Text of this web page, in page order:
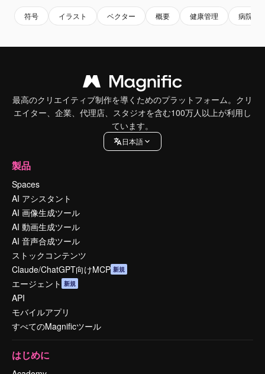
符号 イラスト ベクター 概要 健康管理 病院
最高のクリエイティブ制作を導くためのプラットフォーム。クリ
エイター、企業、代理店、スタジオを含む100万人以上が利用し
ています。
日本語
製品
Spaces
AI アシスタント
AI 画像生成ツール
AI 動画生成ツール
AI 音声合成ツール
ストックコンテンツ
Claude/ChatGPT向けMCP 新規
エージェント 新規
API
モバイルアプリ
すべてのMagnificツール
はじめに